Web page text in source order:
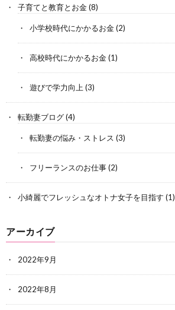
子育てと教育とお金(8)
小学校時代にかかるお金(2)
高校時代にかかるお金(1)
遊びで学力向上 (3)
転勤妻ブログ(4)
転勤妻の悩み・ストレス (3)
フリーランスのお仕事(2)
小綺麗でフレッシュなオトナ女子を目指す (1)
アーカイブ
2022年9月
2022年8月